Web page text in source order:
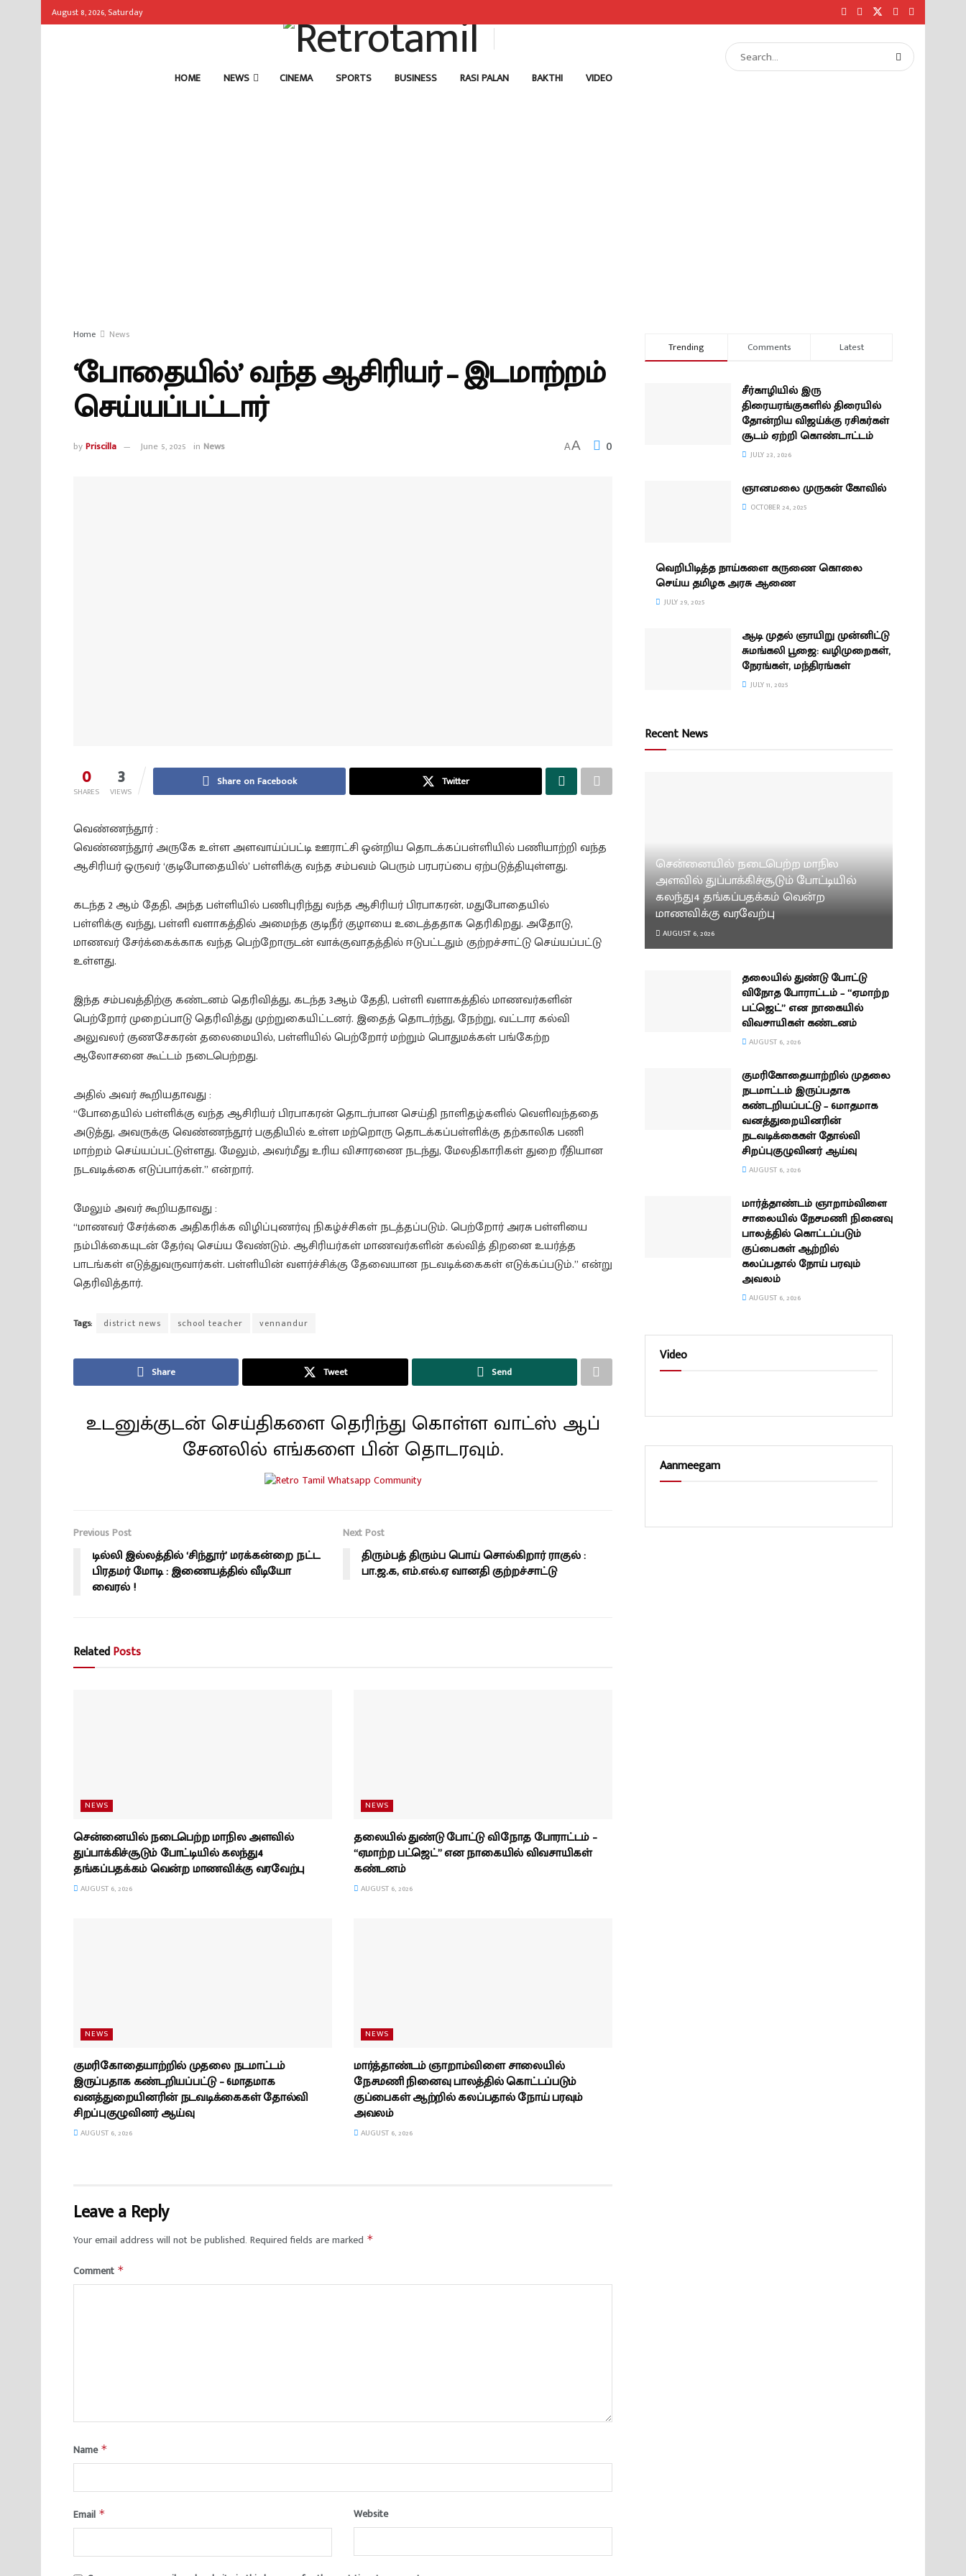
August 8, 2026, Saturday
HOME NEWS CINEMA SPORTS BUSINESS RASI PALAN BAKTHI VIDEO
Home News
‘போதையில்’ வந்த ஆசிரியர் – இடமாற்றம்
செய்யப்பட்டார்
byPriscilla June 5, 2025 in News AA 0
0
SHARES 3
VIEWS
Share on Facebook Twitter
வெண்ணந்தூர் :
வெண்ணந்தூர் அருகே உள்ள அளவாய்ப்பட்டி ஊராட்சி ஒன்றிய தொடக்கப்பள்ளியில் பணியாற்றி வந்த
ஆசிரியர் ஒருவர் ‘குடிபோதையில்’ பள்ளிக்கு வந்த சம்பவம் பெரும் பரபரப்பை ஏற்படுத்தியுள்ளது.
கடந்த 2 ஆம் தேதி, அந்த பள்ளியில் பணிபுரிந்து வந்த ஆசிரியர் பிரபாகரன், மதுபோதையில்
பள்ளிக்கு வந்து, பள்ளி வளாகத்தில் அமைந்த குடிநீர் குழாயை உடைத்ததாக தெரிகிறது. அதோடு,
மாணவர் சேர்க்கைக்காக வந்த பெற்றோருடன் வாக்குவாதத்தில் ஈடுபட்டதும் குற்றச்சாட்டு செய்யப்பட்டு
உள்ளது.
இந்த சம்பவத்திற்கு கண்டனம் தெரிவித்து, கடந்த 3ஆம் தேதி, பள்ளி வளாகத்தில் மாணவர்களின்
பெற்றோர் முறைப்பாடு தெரிவித்து முற்றுகையிட்டனர். இதைத் தொடர்ந்து, நேற்று, வட்டார கல்வி
அலுவலர் குணசேகரன் தலைமையில், பள்ளியில் பெற்றோர் மற்றும் பொதுமக்கள் பங்கேற்ற
ஆலோசனை கூட்டம் நடைபெற்றது.
அதில் அவர் கூறியதாவது :
“போதையில் பள்ளிக்கு வந்த ஆசிரியர் பிரபாகரன் தொடர்பான செய்தி நாளிதழ்களில் வெளிவந்ததை
அடுத்து, அவருக்கு வெண்ணந்தூர் பகுதியில் உள்ள மற்றொரு தொடக்கப்பள்ளிக்கு தற்காலிக பணி
மாற்றம் செய்யப்பட்டுள்ளது. மேலும், அவர்மீது உரிய விசாரணை நடந்து, மேலதிகாரிகள் துறை ரீதியான
நடவடிக்கை எடுப்பார்கள்.” என்றார்.
மேலும் அவர் கூறியதாவது :
“மாணவர் சேர்க்கை அதிகரிக்க விழிப்புணர்வு நிகழ்ச்சிகள் நடத்தப்படும். பெற்றோர் அரசு பள்ளியை
நம்பிக்கையுடன் தேர்வு செய்ய வேண்டும். ஆசிரியர்கள் மாணவர்களின் கல்வித் திறனை உயர்த்த
பாடங்கள் எடுத்துவருவார்கள். பள்ளியின் வளர்ச்சிக்கு தேவையான நடவடிக்கைகள் எடுக்கப்படும்.” என்று
தெரிவித்தார்.
Tags: district news school teacher vennandur
Share Tweet Send
உடனுக்குடன் செய்திகளை தெரிந்து கொள்ள வாட்ஸ் ஆப்
சேனலில் எங்களை பின் தொடரவும்.
Previous Post
டில்லி இல்லத்தில் ‘சிந்தூர்’ மரக்கன்றை நட்ட
பிரதமர் மோடி : இணையத்தில் வீடியோ
வைரல் !
Next Post
திரும்பத் திரும்ப பொய் சொல்கிறார் ராகுல் :
பா.ஜ.க, எம்.எல்.ஏ வானதி குற்றச்சாட்டு
RelatedPosts
NEWS
சென்னையில் நடைபெற்ற மாநில அளவில்
துப்பாக்கிச்சூடும் போட்டியில் கலந்து4
தங்கப்பதக்கம் வென்ற மாணவிக்கு வரவேற்பு
AUGUST 6, 2026
NEWS
தலையில் துண்டு போட்டு விநோத போராட்டம் –
“ஏமாற்ற பட்ஜெட்” என நாகையில் விவசாயிகள்
கண்டனம்
AUGUST 6, 2026
NEWS
குமரிகோதையாற்றில் முதலை நடமாட்டம்
இருப்பதாக கண்டறியப்பட்டு – 6மாதமாக
வனத்துறையினரின் நடவடிக்கைகள் தோல்வி
சிறப்புகுழுவினர் ஆய்வு
AUGUST 6, 2026
NEWS
மார்த்தாண்டம் ஞாறாம்விளை சாலையில்
நேசமணி நினைவு பாலத்தில் கொட்டப்படும்
குப்பைகள் ஆற்றில் கலப்பதால் நோய் பரவும்
அவலம்
AUGUST 6, 2026
Leave a Reply
Your email address will not be published. Required fields are marked *
Comment *
Name *
Email * Website
Trending Comments Latest
சீர்காழியில் இரு
திரையரங்குகளில் திரையில்
தோன்றிய விஜய்க்கு ரசிகர்கள்
சூடம் ஏற்றி கொண்டாட்டம்
JULY 23, 2026
ஞானமலை முருகன் கோவில்
OCTOBER 24, 2025
வெறிபிடித்த நாய்களை கருணை கொலை
செய்ய தமிழக அரசு ஆணை
JULY 29, 2025
ஆடி முதல் ஞாயிறு முன்னிட்டு
சுமங்கலி பூஜை: வழிமுறைகள்,
நேரங்கள், மந்திரங்கள்
JULY 11, 2025
Recent News
சென்னையில் நடைபெற்ற மாநில
அளவில் துப்பாக்கிச்சூடும் போட்டியில்
கலந்து4 தங்கப்பதக்கம் வென்ற
மாணவிக்கு வரவேற்பு
AUGUST 6, 2026
தலையில் துண்டு போட்டு
விநோத போராட்டம் – “ஏமாற்ற
பட்ஜெட்” என நாகையில்
விவசாயிகள் கண்டனம்
AUGUST 6, 2026
குமரிகோதையாற்றில் முதலை
நடமாட்டம் இருப்பதாக
கண்டறியப்பட்டு – 6மாதமாக
வனத்துறையினரின்
நடவடிக்கைகள் தோல்வி
சிறப்புகுழுவினர் ஆய்வு
AUGUST 6, 2026
மார்த்தாண்டம் ஞாறாம்விளை
சாலையில் நேசமணி நினைவு
பாலத்தில் கொட்டப்படும்
குப்பைகள் ஆற்றில்
கலப்பதால் நோய் பரவும்
அவலம்
AUGUST 6, 2026
Video
Aanmeegam